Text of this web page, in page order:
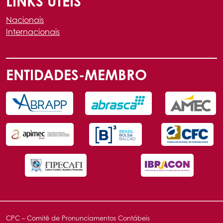
Nacionais
Internacionais
ENTIDADES-MEMBRO
CPC – Comitê de Pronunciamentos Contábeis